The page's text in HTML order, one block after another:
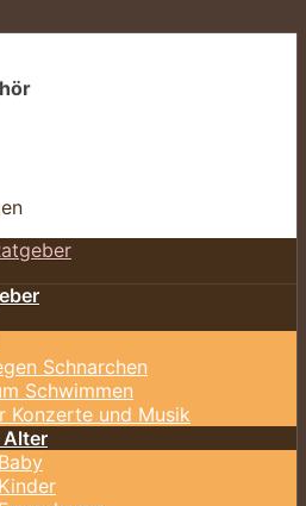
Schnarchen
Schwimmen
Konzerte und Musik
Alter